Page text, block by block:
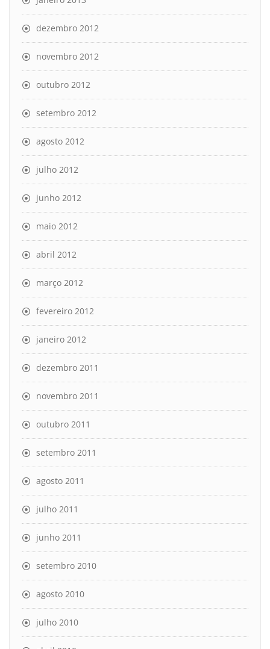
dezembro 2012
novembro 2012
outubro 2012
setembro 2012
agosto 2012
julho 2012
junho 2012
maio 2012
abril 2012
março 2012
fevereiro 2012
janeiro 2012
dezembro 2011
novembro 2011
outubro 2011
setembro 2011
agosto 2011
julho 2011
junho 2011
setembro 2010
agosto 2010
julho 2010